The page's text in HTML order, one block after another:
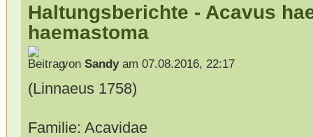
Haltungsberichte - Acavus
haemastoma
von Sandyam 07.08.2016, 22:17
(Linnaeus 1758)
Familie: Acavidae